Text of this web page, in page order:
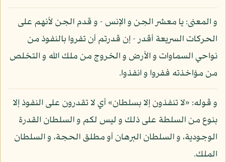
و المعنى: يا معشر الجن و الإنس - و قدم الجن لأنهم على
الحركات السريعة أقدر - إن قدرتم أن تفروا بالنفوذ من
نواحي السماوات و الأرض و الخروج من ملك الله و التخلص
من مؤاخذته ففروا و انفذوا.
و قوله: «لا تنفذون إلا بسلطان» أي لا تقدرون على النفوذ إلا
بنوع من السلطة على ذلك و ليس لكم و السلطان القدرة
الوجودية، و السلطان البرهان أو مطلق الحجة، و السلطان
الملك.